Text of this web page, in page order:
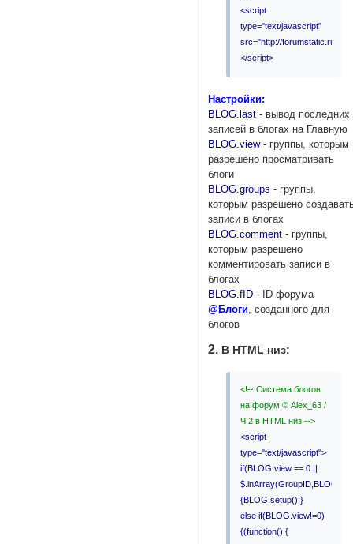
<script
type="text/javascript"
src="http://forumstatic.ru/
</script>
Настройки:
BLOG.last - вывод последних
записей в блогах на Главную
BLOG.view- группы, которым
разрешено просматривать
блоги
BLOG.groups - группы,
которым разрешено
записи в блогах
BLOG.comment - группы,
которым разрешено
комментировать записи в
блогах
BLOG.fID - ID форума
@Блоги, созданного для
блогов
2. В HTML низ:
<!-- Система блогов
на форум © Alex_63 /
Ч.2 в HTML низ -->
<script
type="text/javascript">
if(BLOG.view == 0 ||
{BLOG.setup();}
else if(BLOG.view!=0)
{(function() {